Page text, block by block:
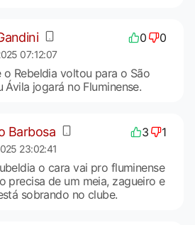
0 0
07:12:07
o Rebeldia voltou para o São
Ávila jogará no Fluminense.
Barbosa 3 1
23:02:41
o cara vai pro fluminense
precisa de um meia, zagueiro e
sobrando no clube.